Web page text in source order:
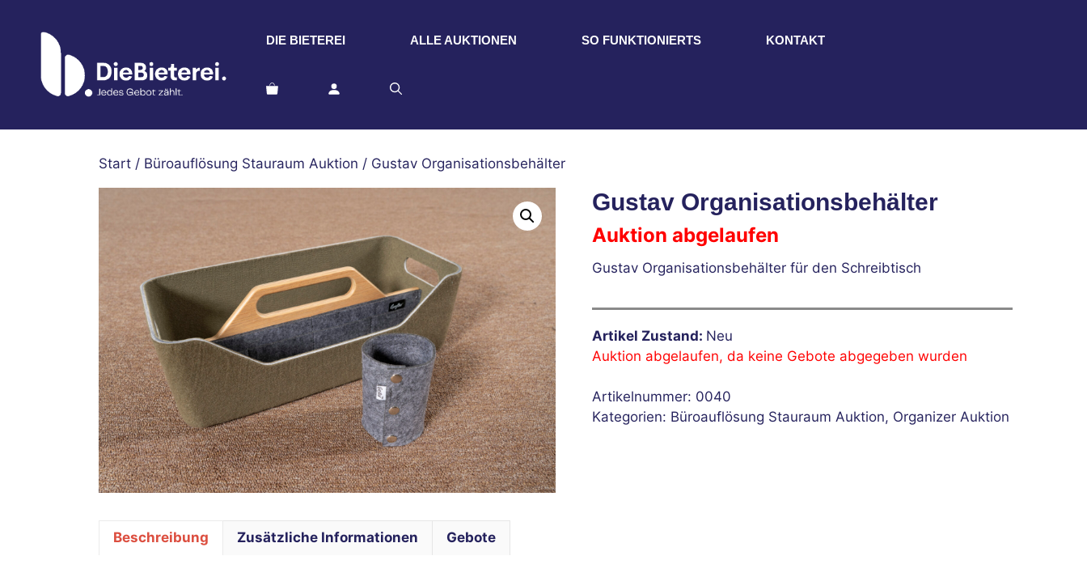
DIE BIETEREI ALLE AUKTIONEN SO FUNKTIONIERTS KONTAKT
Start / Büroauflösung Stauraum Auktion / Gustav Organisationsbehälter
Gustav Organisationsbehälter
Auktion abgelaufen
Gustav Organisationsbehälter für den Schreibtisch
Artikel Zustand: Neu
Auktion abgelaufen, da keine Gebote abgegeben wurden
Artikelnummer: 0040
Kategorien: Büroauflösung Stauraum Auktion, Organizer Auktion
Beschreibung Zusätzliche Informationen Gebote